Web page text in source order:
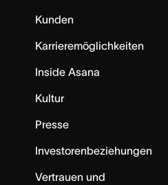
Kunden
Karrieremöglichkeiten
Inside Asana
Kultur
Presse
Investorenbeziehungen
Vertrauen und